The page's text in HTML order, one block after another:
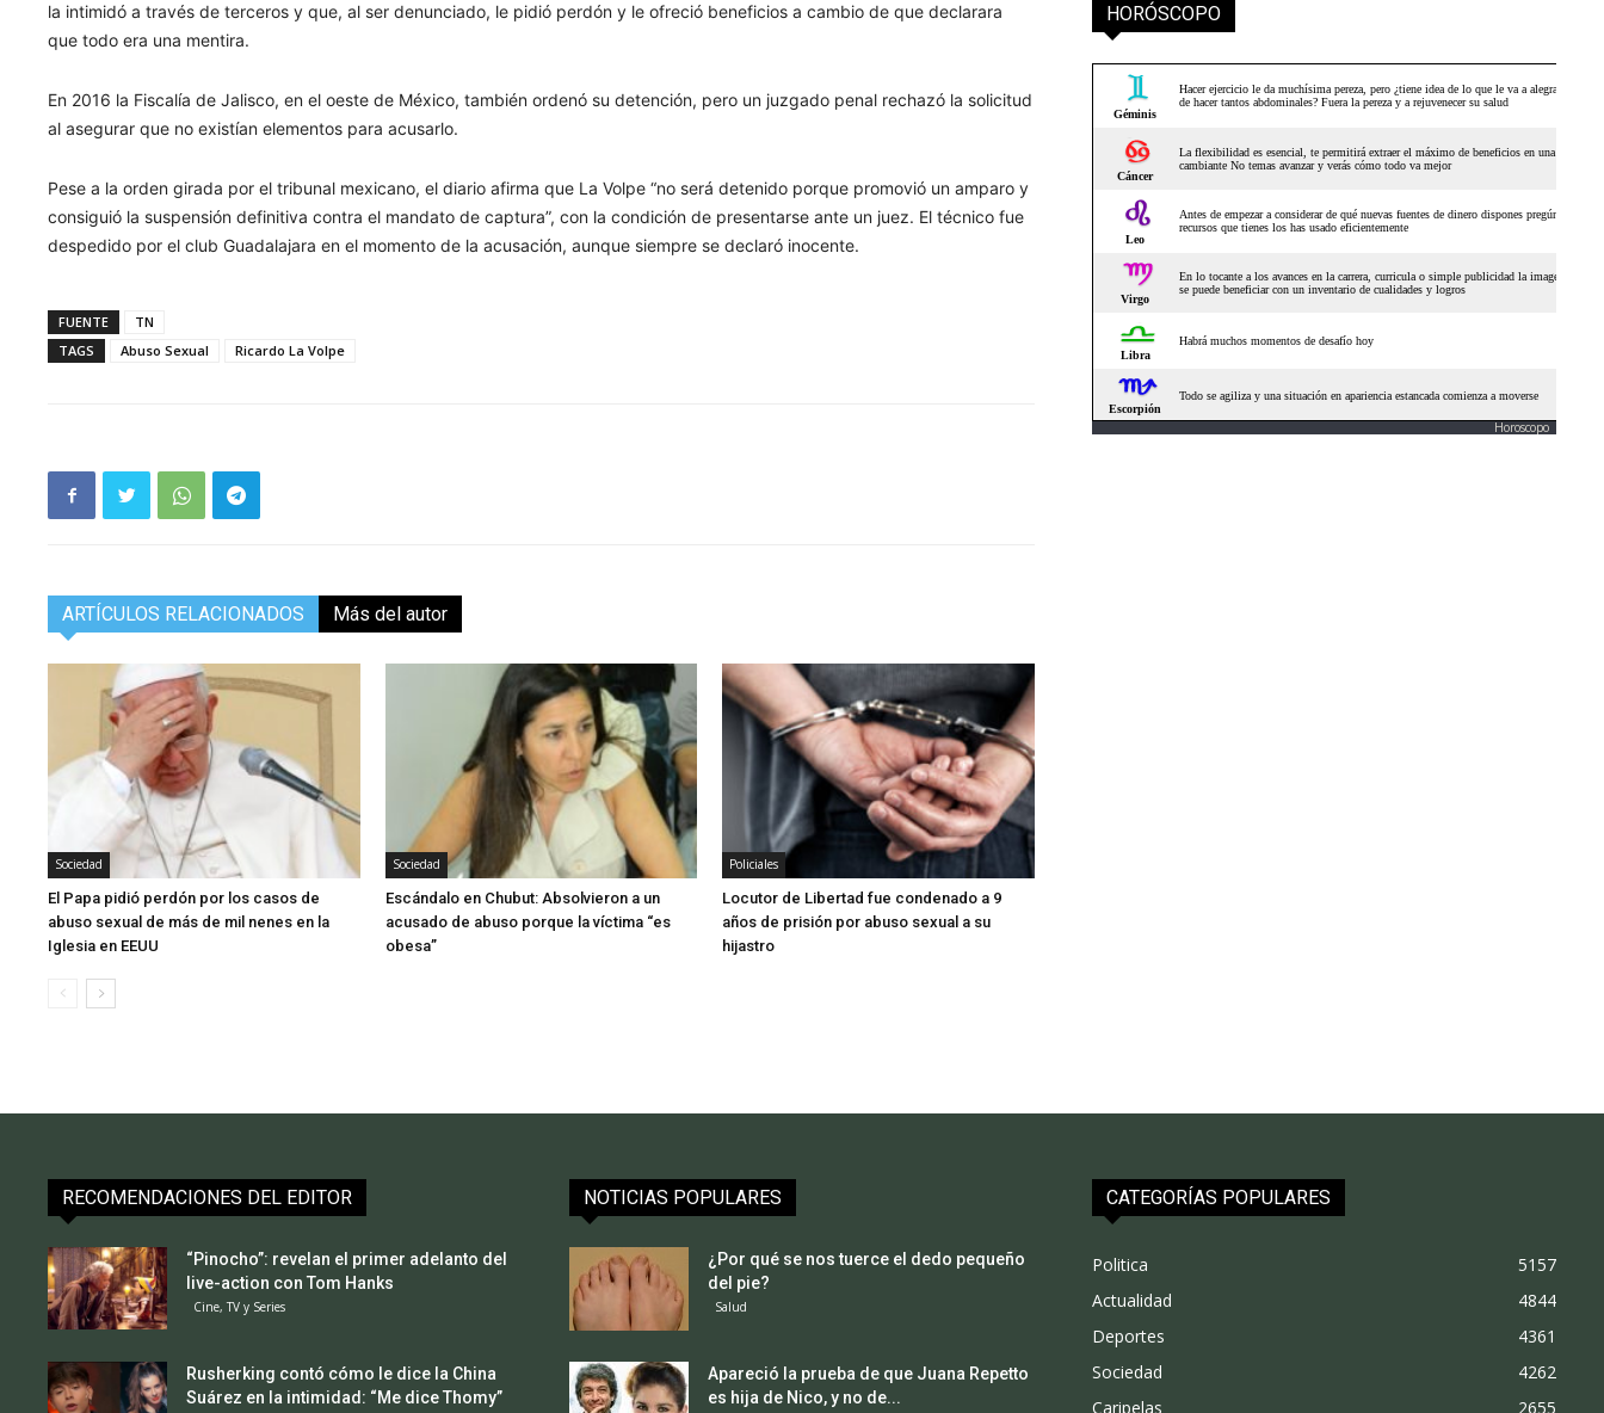
la intimidó a través de terceros y que, al ser denunciado, le pidió perdón y le ofreció beneficios a cambio de que declarara
que todo era una mentira.
En 2016 la Fiscalía de Jalisco, en el oeste de México, también ordenó su detención, pero un juzgado penal rechazó la solicitud
al asegurar que no existían elementos para acusarlo.
Pese a la orden girada por el tribunal mexicano, el diario afirma que La Volpe “no será detenido porque promovió un amparo y
consiguió la suspensión definitiva contra el mandato de captura”, con la condición de presentarse ante un juez. El técnico fue
despedido por el club Guadalajara en el momento de la acusación, aunque siempre se declaró inocente.
FUENTE
TN
TAGS
Abuso Sexual Ricardo La Volpe
ARTÍCULOS RELACIONADOS Más del autor
Sociedad
El Papa pidió perdón por los casos de
abuso sexual de más de mil nenes en la
Iglesia en EEUU
Sociedad
Escándalo en Chubut: Absolvieron a un
acusado de abuso porque la víctima “es
obesa”
Policiales
Locutor de Libertad fue condenado a 9
años de prisión por abuso sexual a su
hijastro
HORÓSCOPO
Horoscopo
RECOMENDACIONES DEL EDITOR
“Pinocho”: revelan el primer adelanto del
live-action con Tom Hanks
Cine, TV y Series
Rusherking contó cómo le dice la China
Suárez en la intimidad: “Me dice Thomy”
NOTICIAS POPULARES
¿Por qué se nos tuerce el dedo pequeño
del pie?
Salud
Apareció la prueba de que Juana Repetto
es hija de Nico, y no de...
CATEGORÍAS POPULARES
Politica
5157
Actualidad
4844
Deportes
4361
Sociedad
4262
Caripelas
2655